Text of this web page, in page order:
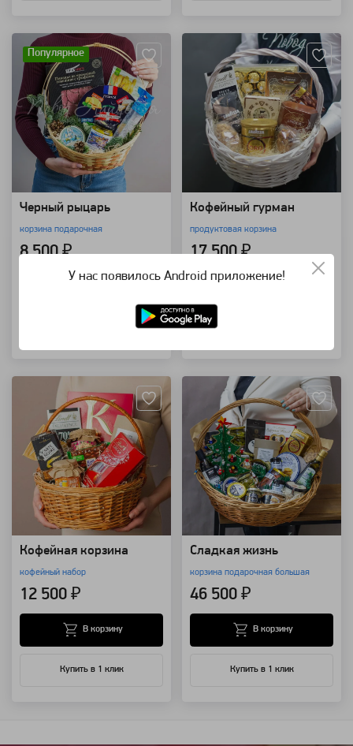
Популярное
Черный рыцарь
корзина подарочная
8 500 ₽
Кофейный гурман
продуктовая корзина
17 500 ₽
Кофейная корзина
кофейный набор
12 500 ₽
Купить в 1 клик
В корзину
Сладкая жизнь
корзина подарочная большая
46 500 ₽
Купить в 1 клик
В корзину
У нас появилось Android приложение!